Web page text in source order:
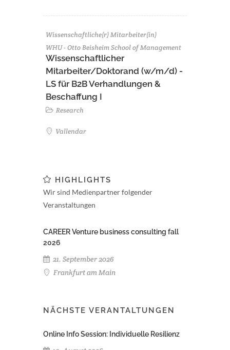
Wissenschaftliche(r) Mitarbeiter(in)
WHU - Otto Beisheim School of Management
Wissenschaftlicher
Mitarbeiter/Doktorand (w/m/d) -
LS für B2B Verhandlungen &
Beschaffung I
Research
Vallendar
HIGHLIGHTS
Wir sind Medienpartner folgender
Veranstaltungen
CAREER Venture business consulting fall
2026
21. September 2026
Frankfurt am Main
NÄCHSTE VERANTALTUNGEN
Online Info Session: Individuelle Resilienz